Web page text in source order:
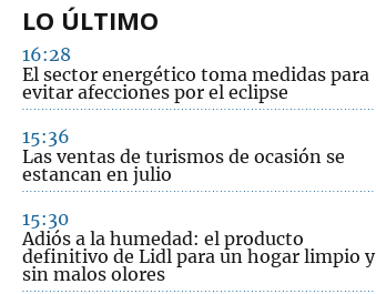
LO ÚLTIMO
16:28
El sector energético toma medidas para
evitar afecciones por el eclipse
15:36
Las ventas de turismos de ocasión se
estancan en julio
15:30
Adiós a la humedad: el producto
definitivo de Lidl para un hogar limpio y
sin malos olores